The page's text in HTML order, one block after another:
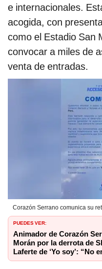
e internacionales.
acogida, con
como el Estadio San
convocar a miles de
venta de entradas.
Corazón Serrano comunica su
PUEDES VER:
Animador de Corazón
Morán por la derrota de
Laferte de ‘Yo soy’: “No
ganaste”